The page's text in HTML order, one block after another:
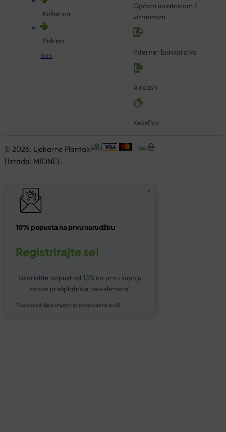
Košarica
Poklon
bon
Općom uplatnicom /
virmanom
Internet bankarstvo
Aircash
KeksPay
© 2026. Ljekarne Plantak
| Izrada: MIDNEL
10% popusta na prvu narudžbu
Registrirajte se!
Iskoristite popust od 10% na prvu kupnju
za sve pretplatnike newslettera!
*kupon kod nije primjenjiv za proizvode na akciji